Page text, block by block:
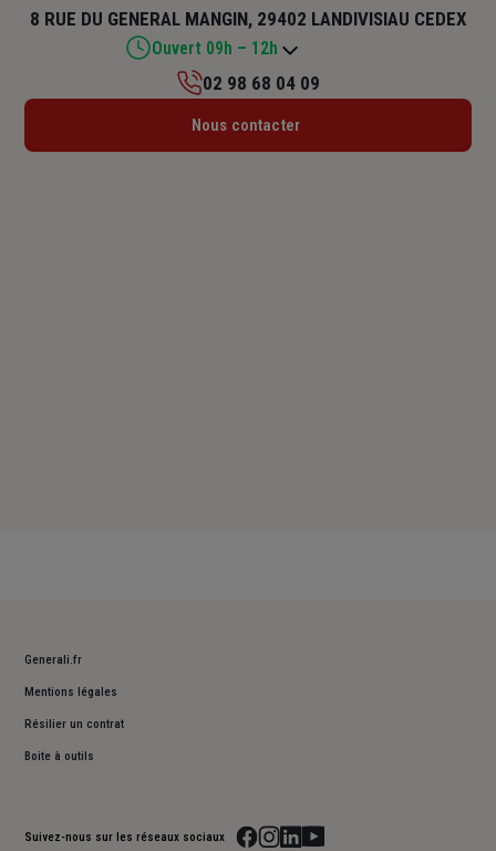
8 RUE DU GENERAL MANGIN, 29402 LANDIVISIAU CEDEX
Ouvert 09h – 12h
Lundi : Fermé
02 98 68 04 09
Nous contacter
Generali.fr
Mentions légales
Résilier un contrat
Boite à outils
Suivez-nous sur les réseaux sociaux